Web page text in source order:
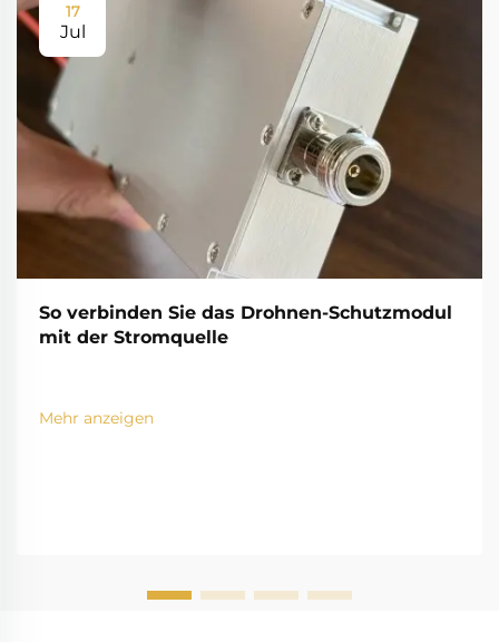
17
Jul
So verbinden Sie das Drohnen-Schutzmodul
mit der Stromquelle
Mehr anzeigen